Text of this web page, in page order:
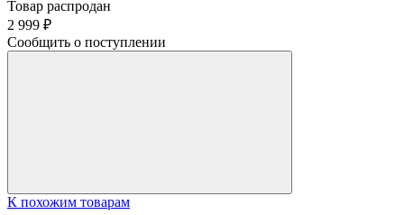
Товар распродан
2 999 ₽
Сообщить о поступлении
К похожим товарам